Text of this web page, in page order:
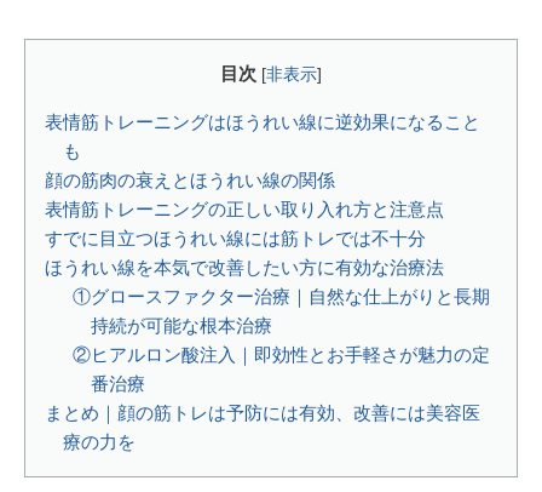
目次 [非表示]
表情筋トレーニングはほうれい線に逆効果になること
も
顔の筋肉の衰えとほうれい線の関係
表情筋トレーニングの正しい取り入れ方と注意点
すでに目立つほうれい線には筋トレでは不十分
ほうれい線を本気で改善したい方に有効な治療法
①グロースファクター治療｜自然な仕上がりと長期
持続が可能な根本治療
②ヒアルロン酸注入｜即効性とお手軽さが魅力の定
番治療
まとめ｜顔の筋トレは予防には有効、改善には美容医
療の力を